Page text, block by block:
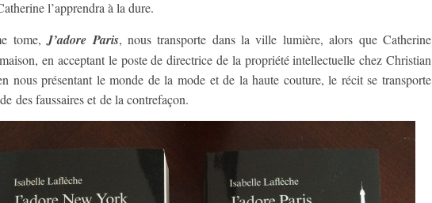
l’apprendra à la dure.
tome, J’adore Paris, nous transporte dans la ville lumière, alors que Catherine
en acceptant le poste de directrice de la propriété intellectuelle chez Christian
nous présentant le monde de la mode et de la haute couture, le récit se transporte
des faussaires et de la contrefaçon.